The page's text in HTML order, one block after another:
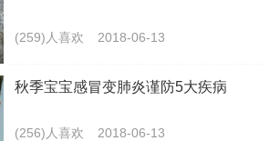
(259)人喜欢 2018-06-13
秋季宝宝感冒变肺炎谨防5大疾病
(256)人喜欢 2018-06-13